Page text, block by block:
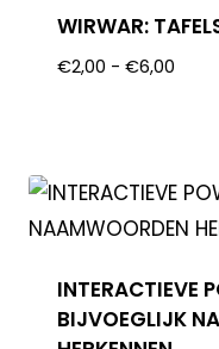
WIRWAR:
€2,00 - €6,00
INTERACTIEVE
BIJVOEGLIJK